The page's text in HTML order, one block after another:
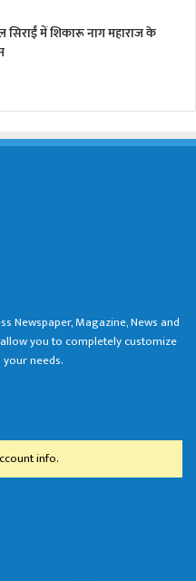
सिराईं में शिकारू नाग महाराज के
Newspaper, Magazine, News and
you to completely customize
needs.
info.